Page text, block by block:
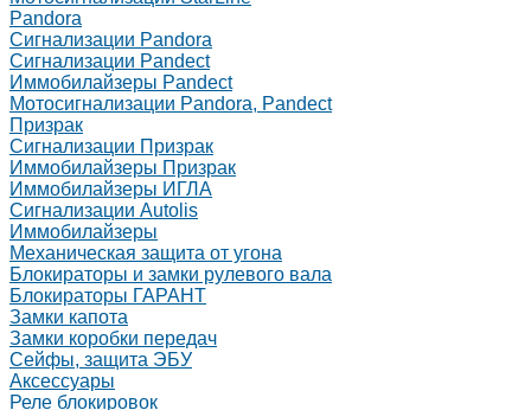
Pandora
Сигнализации Pandora
Сигнализации Pandect
Иммобилайзеры Pandect
Мотосигнализации Pandora, Pandect
Призрак
Сигнализации Призрак
Иммобилайзеры Призрак
Иммобилайзеры ИГЛА
Сигнализации Autolis
Иммобилайзеры
Механическая защита от угона
Блокираторы и замки рулевого вала
Блокираторы ГАРАНТ
Замки капота
Замки коробки передач
Сейфы, защита ЭБУ
Аксессуары
Реле блокировок